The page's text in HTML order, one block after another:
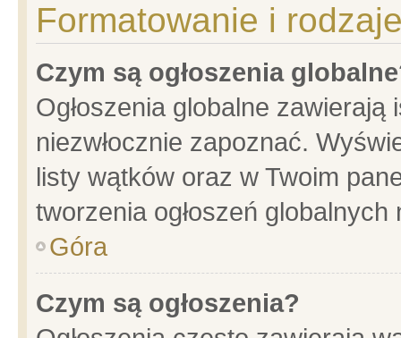
Formatowanie i
Czym są ogłoszenia
Ogłoszenia globalne
niezwłocznie zapoznać.
listy wątków oraz w Twoim
tworzenia ogłoszeń
Góra
Czym są ogłoszenia?